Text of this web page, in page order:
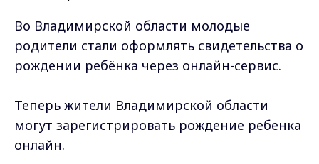
Во Владимирской области молодые
родители стали оформлять свидетельства о
рождении ребёнка через онлайн-сервис.
Теперь жители Владимирской области
могут зарегистрировать рождение ребенка
онлайн.